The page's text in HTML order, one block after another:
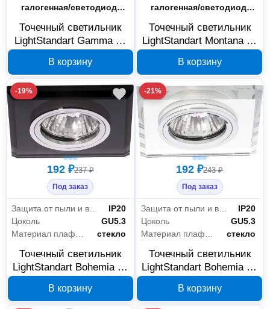
Тип лампы
галогенная/светодиодная
Точечный светильник
LightStandart Gamma 51
IT8009
В корзину
Тип лампы
галогенная/светодиодная
Точечный светильник
LightStandart Montana 51
IT8076
В корзину
-19%
192 ₽237 ₽
Под заказ
IP20
Цоколь
GU5.3
стекло
Точечный светильник
LightStandart Bohemia 51
зеркало, IT2156
В корзину
-21%
192 ₽243 ₽
Под заказ
Защита от пыли и влаги
IP20
Цоколь
GU5.3
стекло
Точечный светильник
LightStandart Bohemia 51
зеркало, IT2149
В корзину